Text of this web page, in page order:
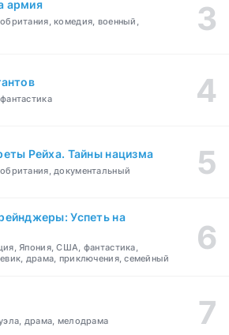
армия
комедия, военный,
Рейха. Тайны нацизма
документальный
Успеть на
Япония, США, фантастика,
драма, приключения, семейный
драма, мелодрама